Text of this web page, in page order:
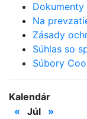
Na
Zásady
Súhlas so
Súbory
Kalendár
«
Júl
»